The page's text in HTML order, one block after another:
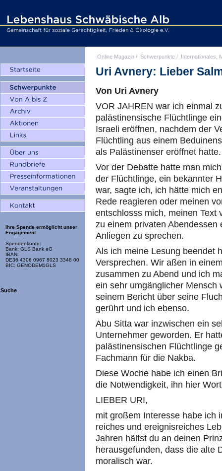
Ihre Spende ermöglicht unser
Engagement
Spendenkonto:
Bank: GLS Bank eG
IBAN:
DE36 4306 0967 8023 3348 00
BIC: GENODEM1GLS
Suche
Online Magazin / Schwerpunkte / Internationales,
Uri Avnery: Lieber
Von Uri Avnery
VOR JAHREN war ich einmal
palästinensische Flüchtlinge
Israeli eröffnen, nachdem der
Flüchtling aus einem
als Palästinenser eröffnet hatte.
Vor der Debatte hatte man
der Flüchtlinge, ein bekannter
war, sagte ich, ich hätte mich
Rede reagieren oder meinen
entschlosss mich, meinen Text
zu einem privaten
Anliegen zu sprechen.
Als ich meine Lesung beendet
Versprechen. Wir aßen in
zusammen zu Abend und ich
ein sehr umgänglicher Mensch
seinem Bericht über seine
gerührt und ich ebenso.
Abu Sitta war inzwischen ein
Unternehmer geworden. Er
palästinensischen Flüchtlinge
Fachmann für die Nakba.
Diese Woche habe ich einen
die Notwendigkeit, ihn hier
LIEBER URI,
mit großem Interesse habe ich
reiches und ereignisreiches
Jahren hältst du an deinen
herausgefunden, dass die alte
moralisch war.